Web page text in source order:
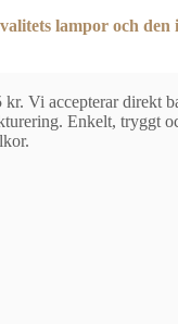
lampor och den
Vi accepterar direkt
Enkelt, tryggt